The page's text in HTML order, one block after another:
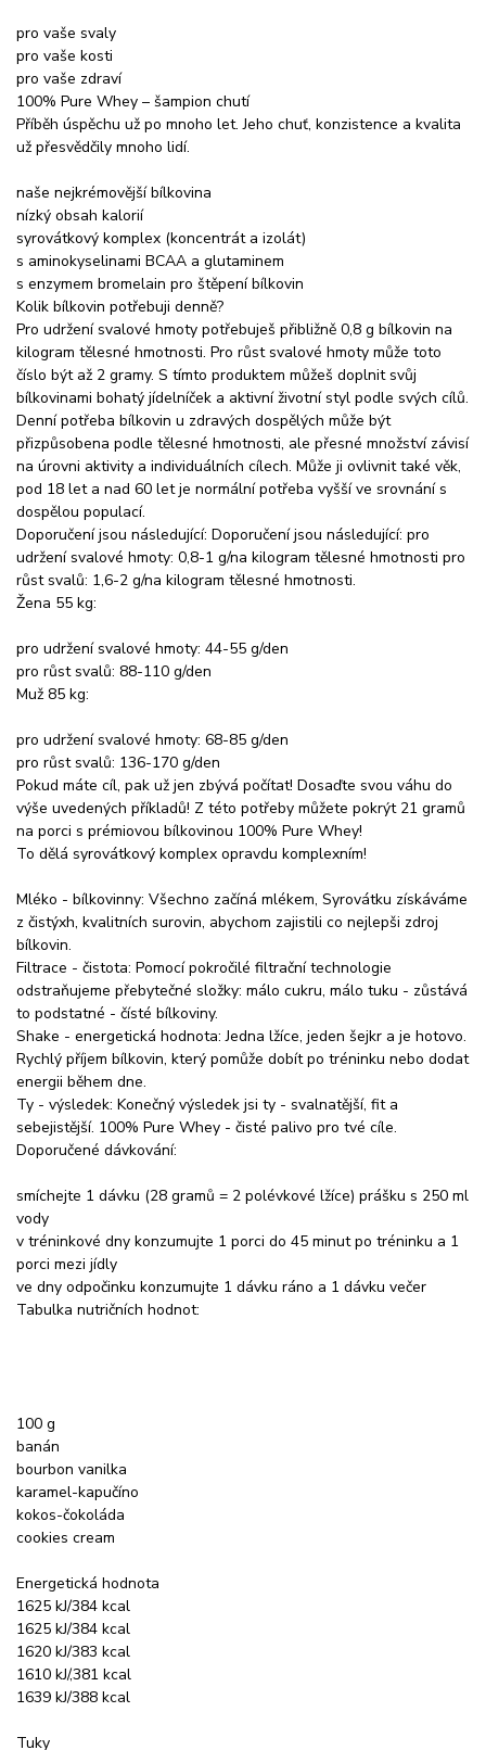
pro vaše svaly
pro vaše kosti
pro vaše zdraví
100% Pure Whey – šampion chutí
Příběh úspěchu už po mnoho let. Jeho chuť, konzistence a kvalita
už přesvědčily mnoho lidí.
naše nejkrémovější bílkovina
nízký obsah kalorií
syrovátkový komplex (koncentrát a izolát)
s aminokyselinami BCAA a glutaminem
s enzymem bromelain pro štěpení bílkovin
Kolik bílkovin potřebuji denně?
Pro udržení svalové hmoty potřebuješ přibližně 0,8 g bílkovin na
kilogram tělesné hmotnosti. Pro růst svalové hmoty může toto
číslo být až 2 gramy. S tímto produktem můžeš doplnit svůj
bílkovinami bohatý jídelníček a aktivní životní styl podle svých cílů.
Denní potřeba bílkovin u zdravých dospělých může být
přizpůsobena podle tělesné hmotnosti, ale přesné množství závisí
na úrovni aktivity a individuálních cílech. Může ji ovlivnit také věk,
pod 18 let a nad 60 let je normální potřeba vyšší ve srovnání s
dospělou populací.
Doporučení jsou následující: Doporučení jsou následující: pro
udržení svalové hmoty: 0,8-1 g/na kilogram tělesné hmotnosti pro
růst svalů: 1,6-2 g/na kilogram tělesné hmotnosti.
Žena 55 kg:
pro udržení svalové hmoty: 44-55 g/den
pro růst svalů: 88-110 g/den
Muž 85 kg:
pro udržení svalové hmoty: 68-85 g/den
pro růst svalů: 136-170 g/den
Pokud máte cíl, pak už jen zbývá počítat! Dosaďte svou váhu do
výše uvedených příkladů! Z této potřeby můžete pokrýt 21 gramů
na porci s prémiovou bílkovinou 100% Pure Whey!
To dělá syrovátkový komplex opravdu komplexním!
Mléko - bílkovinny: Všechno začíná mlékem, Syrovátku získáváme
z čistýxh, kvalitních surovin, abychom zajistili co nejlepši zdroj
bílkovin.
Filtrace - čistota: Pomocí pokročilé filtrační technologie
odstraňujeme přebytečné složky: málo cukru, málo tuku - zůstává
to podstatné - čísté bílkoviny.
Shake - energetická hodnota: Jedna lžíce, jeden šejkr a je hotovo.
Rychlý příjem bílkovin, který pomůže dobít po tréninku nebo dodat
energii během dne.
Ty - výsledek: Konečný výsledek jsi ty - svalnatější, fit a
sebejistější. 100% Pure Whey - čisté palivo pro tvé cíle.
Doporučené dávkování:
smíchejte 1 dávku (28 gramů = 2 polévkové lžíce) prášku s 250 ml
vody
v tréninkové dny konzumujte 1 porci do 45 minut po tréninku a 1
porci mezi jídly
ve dny odpočinku konzumujte 1 dávku ráno a 1 dávku večer
Tabulka nutričních hodnot:
100 g
banán
bourbon vanilka
karamel-kapučíno
kokos-čokoláda
cookies cream
Energetická hodnota
1625 kJ/384 kcal
1625 kJ/384 kcal
1620 kJ/383 kcal
1610 kJ/,381 kcal
1639 kJ/388 kcal
Tuky